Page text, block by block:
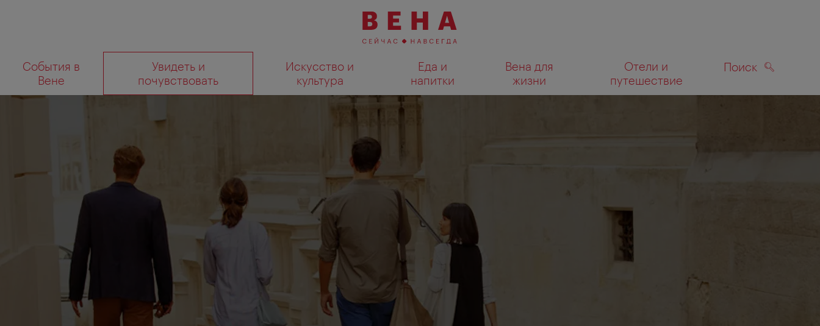
навигации
содержанию
События в
Вене
Увидеть и
почувствовать
Искусство и
культура
Еда и
напитки
Вена для
жизни
Отели и
путешествие
Поиск
Что
вы
ищете?